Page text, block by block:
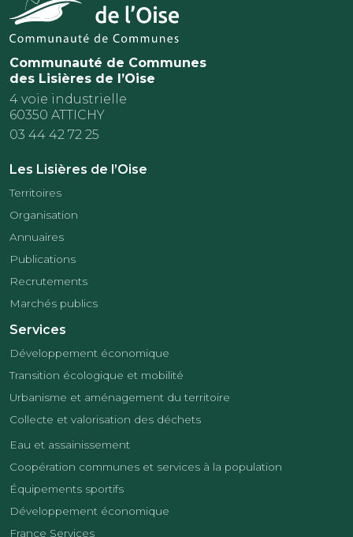
Communauté de Communes
des Lisières de l’Oise
4 voie industrielle
60350 ATTICHY
03 44 42 72 25
Les Lisières de l’Oise
Territoires
Organisation
Annuaires
Publications
Recrutements
Marchés publics
Services
Développement économique
Transition écologique et mobilité
Urbanisme et aménagement du territoire
Collecte et valorisation des déchets
Eau et assainissement
Coopération communes et services à la population
Équipements sportifs
Développement économique
France Services